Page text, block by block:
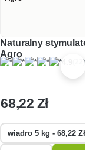
Naturalny
Agro
(22)
68,22 Zł